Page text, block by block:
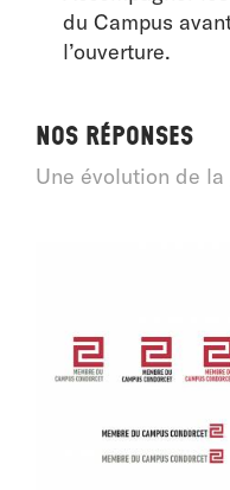
du Campus
l’ouverture.
Nos réponses
Une évolution de